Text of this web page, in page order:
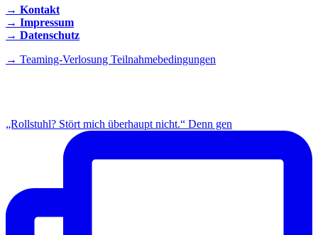
→ Kontakt
→ Impressum
→ Datenschutz
→ Teaming-Verlosung Teilnahmebedingungen
„Rollstuhl? Stört mich überhaupt nicht.“ Denn gen